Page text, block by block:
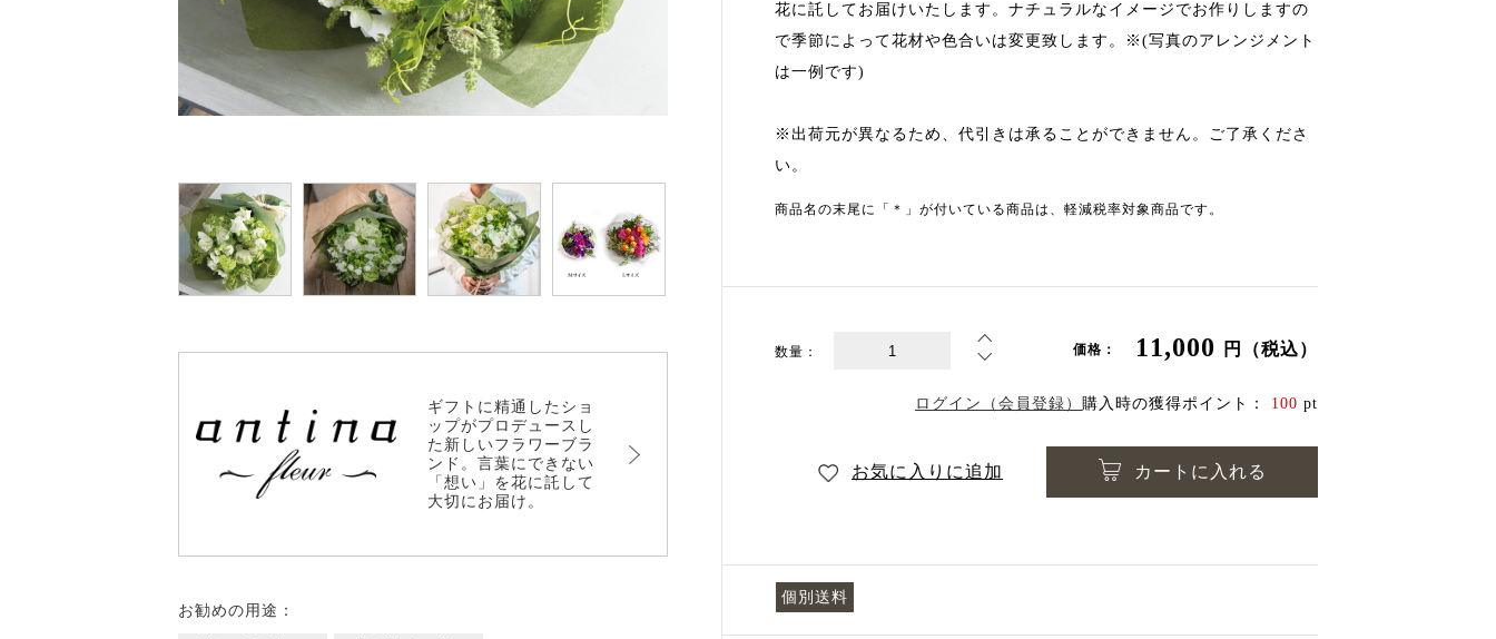
ギフトに精通したショ
ップがプロデュースし
た新しいフラワーブラ
ンド。言葉にできない
「想い」を花に託して
大切にお届け。
お勧めの用途：
花に託してお届けいたします。ナチュラルなイメージでお作りしますの
で季節によって花材や色合いは変更致します。※(写真のアレンジメント
は一例です)
※出荷元が異なるため、代引きは承ることができません。ご了承くださ
い。
商品名の末尾に「＊」が付いている商品は、軽減税率対象商品です。
数量： 価格： 11,000 円（税込）
ログイン（会員登録） 購入時の獲得ポイント： 100 pt
お気に入りに追加 カートに入れる
個別送料